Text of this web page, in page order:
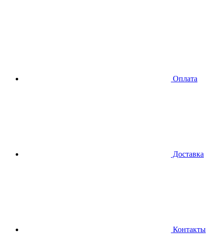
Оплата
Доставка
Контакты